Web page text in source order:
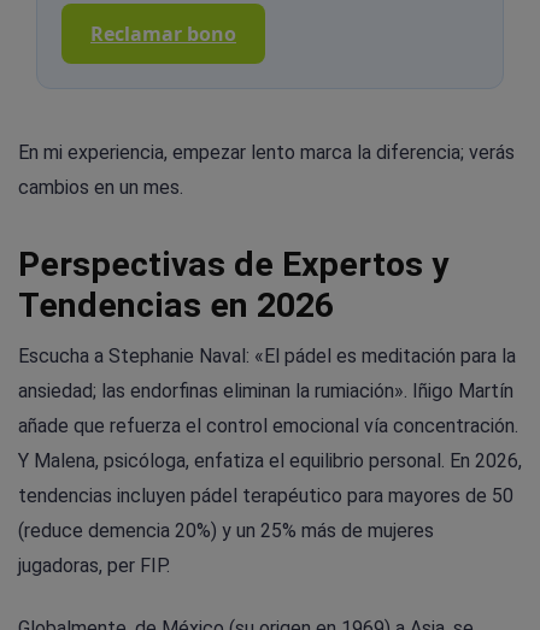
Reclamar bono
En mi experiencia, empezar lento marca la diferencia; verás
cambios en un mes.
Perspectivas de Expertos y
Tendencias en 2026
Escucha a Stephanie Naval: «El pádel es meditación para la
ansiedad; las endorfinas eliminan la rumiación». Iñigo Martín
añade que refuerza el control emocional vía concentración.
Y Malena, psicóloga, enfatiza el equilibrio personal. En 2026,
tendencias incluyen pádel terapéutico para mayores de 50
(reduce demencia 20%) y un 25% más de mujeres
jugadoras, per FIP.